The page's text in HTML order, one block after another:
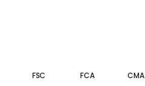
FSC FCA CMA